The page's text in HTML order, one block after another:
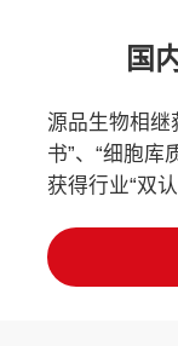
国
源品生物相继
书”、“细胞库
获得行业“双